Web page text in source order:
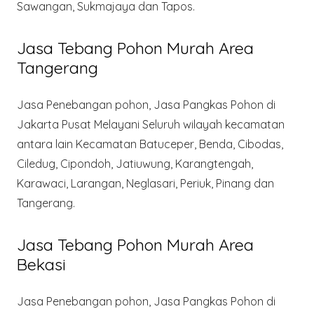
Sawangan, Sukmajaya dan Tapos.
Jasa Tebang Pohon Murah Area
Tangerang
Jasa Penebangan pohon, Jasa Pangkas Pohon di
Jakarta Pusat Melayani Seluruh wilayah kecamatan
antara lain Kecamatan Batuceper, Benda, Cibodas,
Ciledug, Cipondoh, Jatiuwung, Karangtengah,
Karawaci, Larangan, Neglasari, Periuk, Pinang dan
Tangerang.
Jasa Tebang Pohon Murah Area
Bekasi
Jasa Penebangan pohon, Jasa Pangkas Pohon di